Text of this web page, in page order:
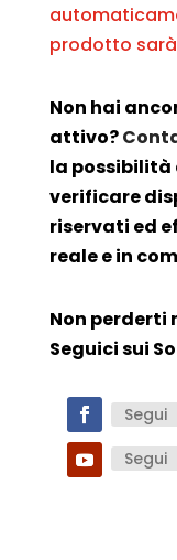
prodotto
Non hai
attivo?
la possibilità
verificare
riservati ed
reale e in
Non perderti
Seguici sui
Segui
Segui